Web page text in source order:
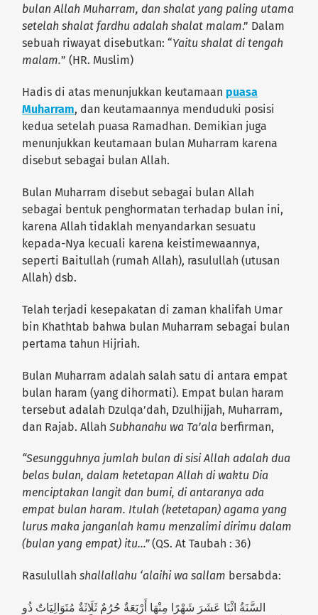
bulan Allah Muharram, dan shalat yang paling utama
setelah shalat fardhu adalah shalat malam.” Dalam
sebuah riwayat disebutkan: “Yaitu shalat di tengah
malam.” (HR. Muslim)
Hadis di atas menunjukkan keutamaan puasa
Muharram, dan keutamaannya menduduki posisi
kedua setelah puasa Ramadhan. Demikian juga
menunjukkan keutamaan bulan Muharram karena
disebut sebagai bulan Allah.
Bulan Muharram disebut sebagai bulan Allah
sebagai bentuk penghormatan terhadap bulan ini,
karena Allah tidaklah menyandarkan sesuatu
kepada-Nya kecuali karena keistimewaannya,
seperti Baitullah (rumah Allah), rasulullah (utusan
Allah) dsb.
Telah terjadi kesepakatan di zaman khalifah Umar
bin Khathtab bahwa bulan Muharram sebagai bulan
pertama tahun Hijriah.
Bulan Muharram adalah salah satu di antara empat
bulan haram (yang dihormati). Empat bulan haram
tersebut adalah Dzulqa’dah, Dzulhijjah, Muharram,
dan Rajab. AllahSubhanahu wa Ta’ala berfirman,
“Sesungguhnya jumlah bulan di sisi Allah adalah dua
belas bulan, dalam ketetapan Allah di waktu Dia
menciptakan langit dan bumi, di antaranya ada
empat bulan haram. Itulah (ketetapan) agama yang
lurus maka janganlah kamu menzalimi dirimu dalam
(bulan yang empat) itu…”(QS. At Taubah : 36)
Rasulullahshallallahu ‘alaihi wa sallam bersabda:
السَّنَةُ اثْنَا عَشَرَ شَهْرًا مِنْهَا أَرْبَعَةٌ حُرُمٌ ثَلَاثَةٌ مُتَوَالِيَاتٌ ذُو